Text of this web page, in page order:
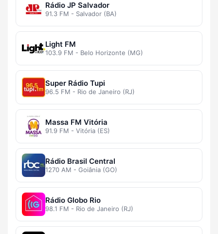
Rádio JP Salvador
91.3 FM - Salvador (BA)
Light FM
103.9 FM - Belo Horizonte (MG)
Super Rádio Tupi
96.5 FM - Rio de Janeiro (RJ)
Massa FM Vitória
91.9 FM - Vitória (ES)
Rádio Brasil Central
1270 AM - Goiânia (GO)
Rádio Globo Rio
98.1 FM - Rio de Janeiro (RJ)